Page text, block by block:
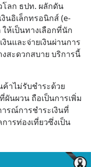
โลก ธปท. ผลักดัน
นอิเล็กทรอนิกส์ (e-
ห้เป็นทางเลือกที่นัก
นและจ่ายเงินผ่านการ
สะดวกสบาย บริการนี้
าไม่รับชำระด้วย
ผันผวน ถือเป็นการเพิ่ม
รณ์การชำระเงินที่
รท่องเที่ยวซึ่งเป็น